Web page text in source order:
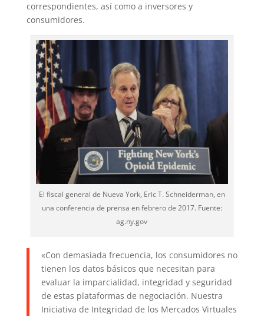
correspondientes, así como a inversores y
consumidores.
El fiscal general de Nueva York, Eric T. Schneiderman, en
una conferencia de prensa en febrero de 2017. Fuente:
ag.ny.gov
«Con demasiada frecuencia, los consumidores no
tienen los datos básicos que necesitan para
evaluar la imparcialidad, integridad y seguridad
de estas plataformas de negociación. Nuestra
Iniciativa de Integridad de los Mercados Virtuales